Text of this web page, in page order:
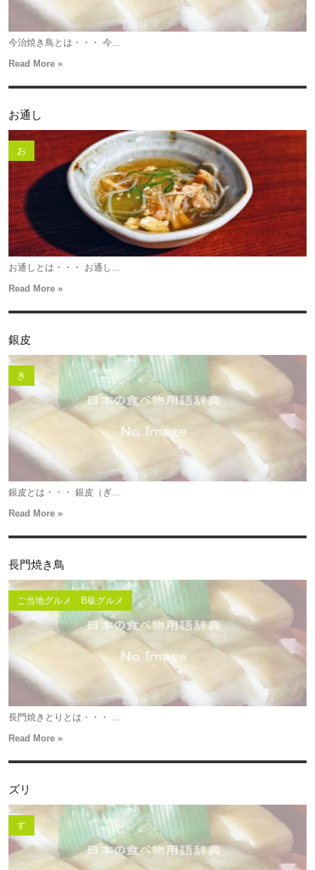
今治焼き鳥とは・・・ 今...
Read More »
お通し
お
お通しとは・・・ お通し...
Read More »
銀皮
き
銀皮とは・・・ 銀皮（ぎ...
Read More »
長門焼き鳥
ご当地グルメ B級グルメ
長門焼きとりとは・・・ ...
Read More »
ズリ
す